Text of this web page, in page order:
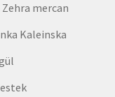
Zehra mercan
Kaleinska